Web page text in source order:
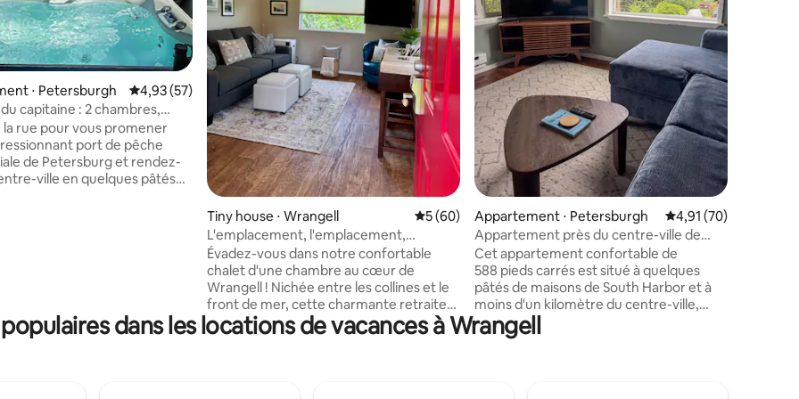
la base de 46 commentaires : 4,89 sur 5
⋅ Petersburgh Évaluation moyenne sur la base de 57 commentaires : 4,93 sur 5
4,93 (57)
capitaine : 2 chambres,
jacuzzi et vue
la rue pour vous promener
port de pêche
de Petersburg et rendez-
ville en quelques pâtés
etc. Réveillez-vous
café en admirant le
Tiny house ⋅ Wrangell Évaluation moyenne sur la base de 60 commentaires : 5 sur 5
5 (60)
L'emplacement, l'emplacement,
l'emplacement !
Évadez-vous dans notre confortable
chalet d'une chambre au cœur de
Wrangell ! Nichée entre les collines et le
front de mer, cette charmante retraite
offre l'escapade idéale pour les couples
ou les petites familles. À quelques pas du
Appartement ⋅ Petersburgh Évaluation moyenne
4,91 (70)
Appartement près du centre-ville de
Saint-Pétersbourg
Cet appartement confortable de
588 pieds carrés est situé à quelques
pâtés de maisons de South Harbor et à
moins d'un kilomètre du centre-ville,
offrant l'emplacement idéal pour votre
séjour. Situé dans un quartier calme et
dans les locations de vacances à Wrangell